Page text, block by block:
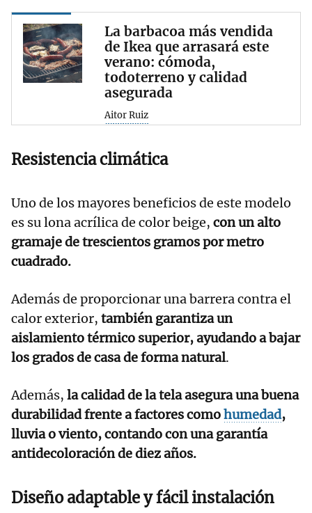
La barbacoa más vendida
de Ikea que arrasará este
verano: cómoda,
todoterreno y calidad
asegurada
Aitor Ruiz
Resistencia climática
Uno de los mayores beneficios de este modelo
es su lona acrílica de color beige, con un alto
gramaje de trescientos gramos por metro
cuadrado.
Además de proporcionar una barrera contra el
calor exterior, también garantiza un
aislamiento térmico superior, ayudando a bajar
los grados de casa de forma natural.
Además, la calidad de la tela asegura una buena
durabilidad frente a factores comohumedad,
lluvia o viento, contando con una garantía
antidecoloración de diez años.
Diseño adaptable y fácil instalación